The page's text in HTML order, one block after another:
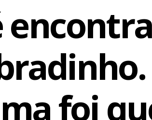
foi